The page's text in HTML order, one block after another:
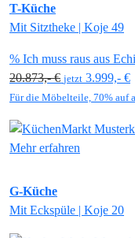
T-Küche
Mit Sitztheke | Koje 49
% Ich muss raus aus
20.873,- € jetzt 3.999,- €
Für die Möbelteile, 70% auf
Mehr erfahren
G-Küche
Mit Eckspüle | Koje 20